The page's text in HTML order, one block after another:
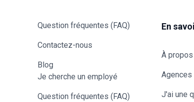
Question fréquentes (FAQ)
Contactez-nous
Blog
Je cherche un employé
Question fréquentes (FAQ)
En
À
Agences
J'ai une